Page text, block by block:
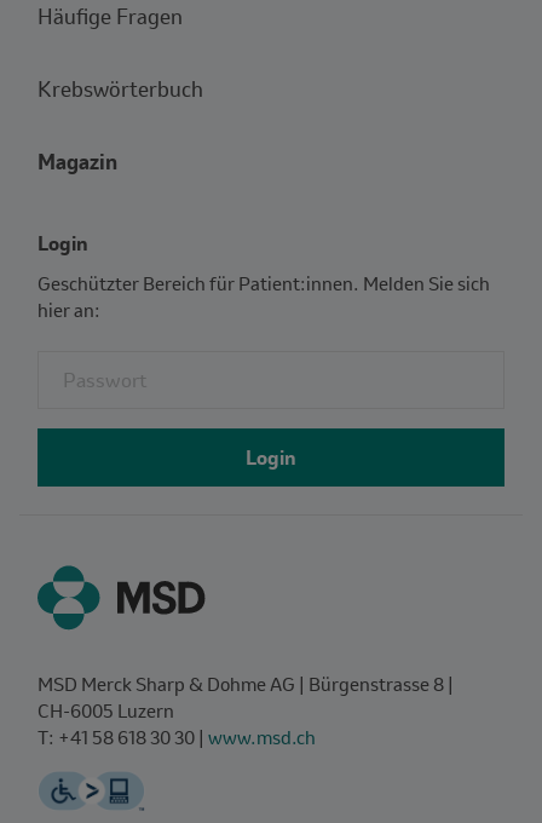
Häufige Fragen
Krebswörterbuch
Magazin
Login
Geschützter Bereich für Patient:innen. Melden Sie sich
hier an:
Login
MSD Merck Sharp & Dohme AG | Bürgenstrasse 8 |
CH‑6005 Luzern
T: +41 58 618 30 30 | www.msd.ch